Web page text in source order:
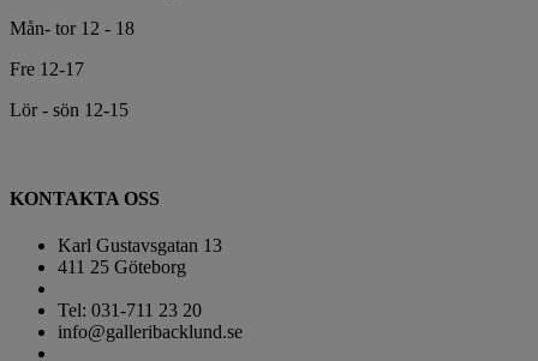
Mån- tor 12 - 18
Fre 12-17
Lör - sön 12-15
KONTAKTA OSS
Karl Gustavsgatan 13
411 25 Göteborg
Tel: 031-711 23 20
info@galleribacklund.se